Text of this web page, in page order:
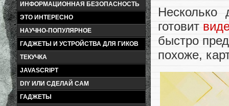
ИНФОРМАЦИОННАЯ БЕЗОПАСНОСТЬ
ЭТО ИНТЕРЕСНО
НАУЧНО-ПОПУЛЯРНОЕ
ГАДЖЕТЫ И УСТРОЙСТВА ДЛЯ ГИКОВ
ТЕКУЧКА
JAVASCRIPT
DIY ИЛИ СДЕЛАЙ САМ
ГАДЖЕТЫ
готовит
быстро
похоже,